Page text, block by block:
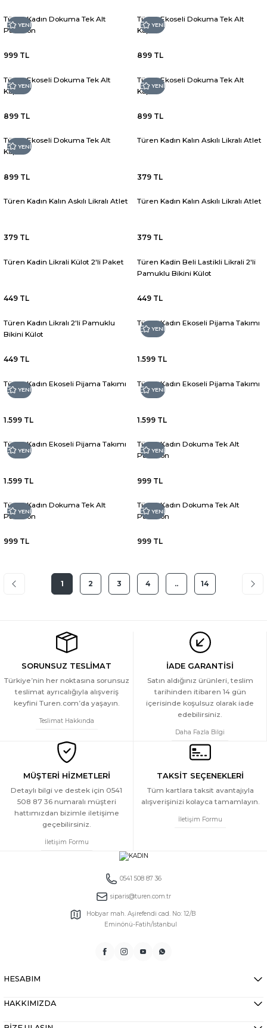
YENİ
Türen Kadın Dokuma Tek Alt
Pantolon
999 TL
YENİ
Türen Ekoseli Dokuma Tek Alt
Kapri
899 TL
YENİ
Türen Ekoseli Dokuma Tek Alt
Kapri
899 TL
YENİ
Türen Ekoseli Dokuma Tek Alt
Kapri
899 TL
YENİ
Türen Ekoseli Dokuma Tek Alt
Kapri
899 TL
Türen Kadın Kalın Askılı Likralı Atlet
379 TL
Türen Kadın Kalın Askılı Likralı Atlet
379 TL
Türen Kadın Kalın Askılı Likralı Atlet
379 TL
Türen Kadin Likrali Külot 2'li Paket
449 TL
Türen Kadin Beli Lastikli Likrali 2'li
Pamuklu Bikini Külot
449 TL
Türen Kadın Likralı 2'li Pamuklu
Bikini Külot
449 TL
YENİ
Türen Kadın Ekoseli Pijama Takımı
1.599 TL
YENİ
Türen Kadın Ekoseli Pijama Takımı
1.599 TL
YENİ
Türen Kadın Ekoseli Pijama Takımı
1.599 TL
YENİ
Türen Kadın Ekoseli Pijama Takımı
1.599 TL
YENİ
Türen Kadın Dokuma Tek Alt
Pantolon
999 TL
YENİ
Türen Kadın Dokuma Tek Alt
Pantolon
999 TL
YENİ
Türen Kadın Dokuma Tek Alt
Pantolon
999 TL
1 2 3 4 .. 14
SORUNSUZ TESLİMAT
Türkiye’nin her noktasına sorunsuz
teslimat ayrıcalığıyla alışveriş
keyfini Turen.com’da yaşayın.
Teslimat Hakkında
İADE GARANTİSİ
Satın aldığınız ürünleri, teslim
tarihinden itibaren 14 gün
içerisinde koşulsuz olarak iade
edebilirsiniz.
Daha Fazla Bilgi
MÜŞTERİ HİZMETLERİ
Detaylı bilgi ve destek için 0541
508 87 36 numaralı müşteri
hattımızdan bizimle iletişime
geçebilirsiniz.
İletişim Formu
TAKSİT SEÇENEKLERİ
Tüm kartlara taksit avantajıyla
alışverişinizi kolayca tamamlayın.
İletişim Formu
0541 508 87 36
siparis@turen.com.tr
Hobyar mah. Aşirefendi cad. No: 12/B
Eminönü-Fatih/İstanbul
HESABIM
HAKKIMIZDA